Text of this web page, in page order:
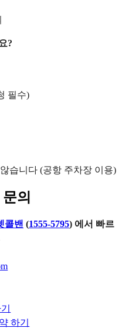
?
필수)
습니다 (공항 주차장 이용)
의
콜밴 (1555-5795) 에서 빠르
하기